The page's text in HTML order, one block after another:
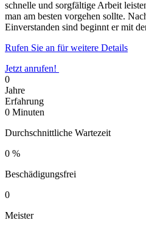
schnelle und sorgfältige Arbeit
man am besten vorgehen sollte.
Einverstanden sind beginnt er mit
Rufen Sie an für weitere Details
Jetzt anrufen!
0
Jahre
Erfahrung
0 Minuten
Durchschnittliche Wartezeit
0 %
Beschädigungsfrei
0
Meister